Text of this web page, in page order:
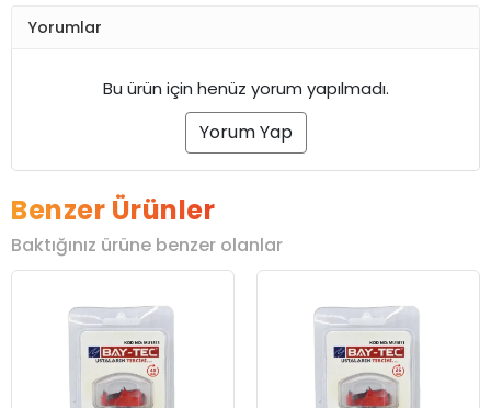
Yorumlar
Bu ürün için henüz yorum yapılmadı.
Yorum Yap
Benzer Ürünler
Baktığınız ürüne benzer olanlar